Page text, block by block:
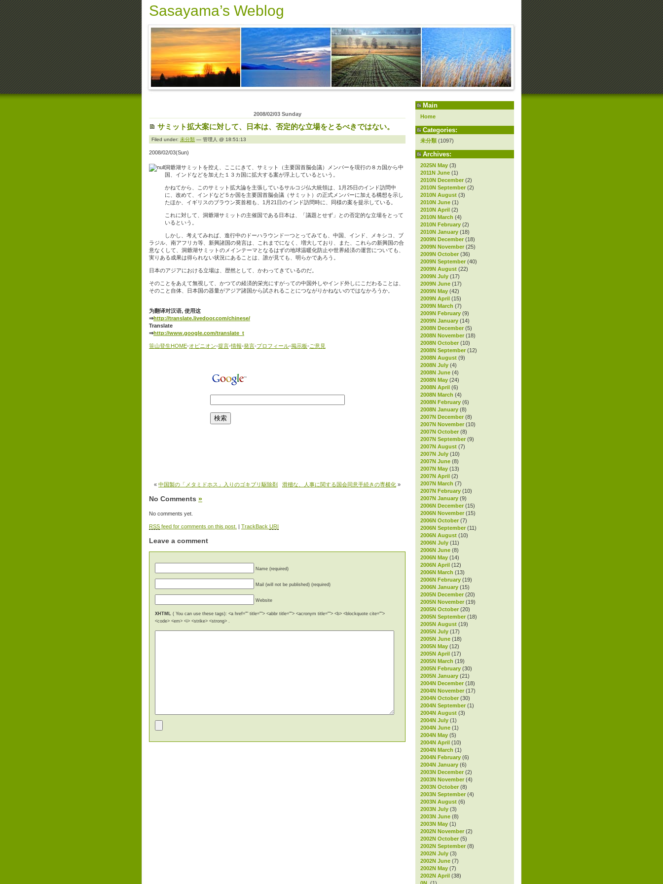
Sasayama’s Weblog
Main
Home
Categories:
未分類 (1097)
Archives:
2025N May (3)
2011N June (1)
2010N December (2)
2010N September (2)
2010N August (3)
2010N June (1)
2010N April (2)
2010N March (4)
2010N February (2)
2010N January (18)
2009N December (18)
2009N November (25)
2009N October (36)
2009N September (40)
2009N August (22)
2009N July (17)
2009N June (17)
2009N May (42)
2009N April (15)
2009N March (7)
2009N February (9)
2009N January (14)
2008N December (5)
2008N November (18)
2008N October (10)
2008N September (12)
2008N August (9)
2008N July (4)
2008N June (4)
2008N May (24)
2008N April (6)
2008N March (4)
2008N February (6)
2008N January (8)
2007N December (8)
2007N November (10)
2007N October (8)
2007N September (9)
2007N August (7)
2007N July (10)
2007N June (8)
2007N May (13)
2007N April (2)
2007N March (7)
2007N February (10)
2007N January (9)
2006N December (15)
2006N November (15)
2006N October (7)
2006N September (11)
2006N August (10)
2006N July (11)
2006N June (8)
2006N May (14)
2006N April (12)
2006N March (13)
2006N February (19)
2006N January (15)
2005N December (20)
2005N November (19)
2005N October (20)
2005N September (18)
2005N August (19)
2005N July (17)
2005N June (18)
2005N May (12)
2005N April (17)
2005N March (19)
2005N February (30)
2005N January (21)
2004N December (18)
2004N November (17)
2004N October (30)
2004N September (1)
2004N August (3)
2004N July (1)
2004N June (1)
2004N May (5)
2004N April (10)
2004N March (1)
2004N February (6)
2004N January (6)
2003N December (2)
2003N November (4)
2003N October (8)
2003N September (4)
2003N August (6)
2003N July (3)
2003N June (8)
2003N May (1)
2002N November (2)
2002N October (5)
2002N September (8)
2002N July (3)
2002N June (7)
2002N May (7)
2002N April (38)
2008/02/03 Sunday
サミット拡大案に対して、日本は、否定的な立場をとるべきではない。
Filed under: 未分類 — 管理人 @ 18:51:13
2008/02/03(Sun)
洞爺湖サミットを控え、ここにきて、サミット（主要国首脳会議）メンバーを現行の８カ国から中
国、インドなどを加えた１３カ国に拡大する案が浮上しているという。
かねてから、このサミット拡大論を主張しているサルコジ仏大統領は、1月25日のインド訪問中
に、改めて、インドなど５か国を主要国首脳会議（サミット）の正式メンバーに加える構想を示し
たほか、イギリスのブラウン英首相も、1月21日のインド訪問時に、同様の案を提示している。
これに対して、洞爺湖サミットの主催国である日本は、「議題とせず」との否定的な立場をとって
いるという。
しかし、考えてみれば、進行中のドーハラウンド一つとってみても、中国、インド、メキシコ、ブ
ラジル、南アフリカ等、新興諸国の発言は、これまでになく、増大しており、また、これらの新興国の合
意なくして、洞爺湖サミットのメインテーマとなるはずの地球温暖化防止や世界経済の運営についても、
実りある成果は得られない状況にあることは、誰が見ても、明らかであろう。
日本のアジアにおける立場は、歴然として、かわってきているのだ。
そのことをあえて無視して、かつての経済的栄光にすがっての中国外しやインド外しにこだわることは、
そのこと自体、日本国の器量がアジア諸国から試されることにつながりかねないのではなかろうか。
为翻译对汉语, 使用这
⇒http://translate.livedoor.com/chinese/
Translate
⇒http://www.google.com/translate_t
笹山登生HOME-オピニオン-提言-情報-発言-プロフィール-掲示板-ご意見
« 中国製の「メタミドホス」入りのゴキブリ駆除剤 滑稽な、人事に関する国会同意手続きの専横化 »
No Comments »
No comments yet.
RSS feed for comments on this post. | TrackBack URI
Leave a comment
Name (required)
Mail (will not be published) (required)
Website
XHTML ( You can use these tags): <a href="" title=""> <abbr title=""> <acronym title=""> <b> <blockquote cite="">
<code> <em> <i> <strike> <strong> .